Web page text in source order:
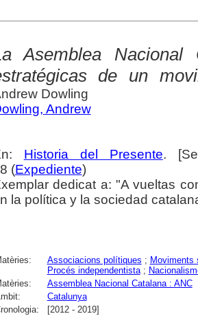
Asemblea
de un
Dowling
Andrew
Historia del Presente.
(Expediente)
dedicat a: "A vueltas
la política y la sociedad
Associacions polítiques ; Moviments
Procés independentista;
Assemblea Nacional Catalana : ANC
Catalunya
[2012 - 2019]